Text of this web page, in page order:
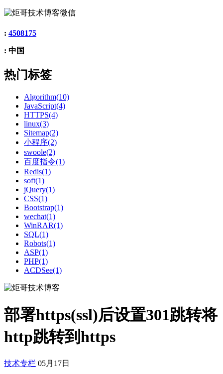
: 4508175
: 中国
热门标签
Algorithm(10)
JavaScript(4)
HTTPS(4)
linux(3)
Sitemap(2)
小程序(2)
swoole(2)
百度指令(1)
Redis(1)
soft(1)
jQuery(1)
CSS(1)
Bootstrap(1)
wechat(1)
WinRAR(1)
SQL(1)
Robots(1)
ASP(1)
PHP(1)
ACDSee(1)
部署https(ssl)后设置301跳转将
http跳转到https
技术专栏 05月17日